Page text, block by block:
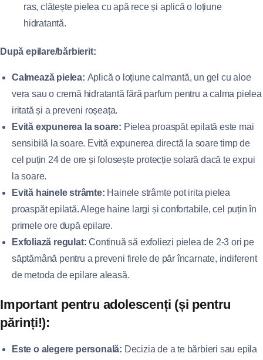
ras, clătește pielea cu apă rece și aplică o loțiune
hidratantă.
După epilare/bărbierit:
Calmează pielea: Aplică o loțiune calmantă, un gel cu aloe
vera sau o cremă hidratantă fără parfum pentru a calma pielea
iritată și a preveni roșeața.
Evită expunerea la soare: Pielea proaspăt epilată este mai
sensibilă la soare. Evită expunerea directă la soare timp de
cel puțin 24 de ore și folosește protecție solară dacă te expui
la soare.
Evită hainele strâmte: Hainele strâmte pot irita pielea
proaspăt epilată. Alege haine largi și confortabile, cel puțin în
primele ore după epilare.
Exfoliază regulat: Continuă să exfoliezi pielea de 2-3 ori pe
săptămână pentru a preveni firele de păr încarnate, indiferent
de metoda de epilare aleasă.
Important pentru adolescenți (și pentru
părinți!):
Este o alegere personală: Decizia de a te bărbieri sau epila